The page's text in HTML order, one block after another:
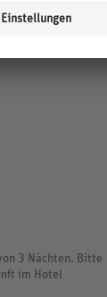
3 Nächten. Bitte
im Hotel